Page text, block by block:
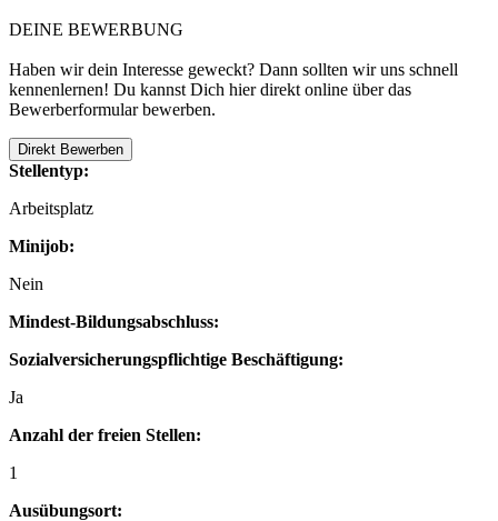
DEINE BEWERBUNG
Haben wir dein Interesse geweckt? Dann sollten wir uns schnell
kennenlernen! Du kannst Dich hier direkt online über das
Bewerberformular bewerben.
Direkt Bewerben
Stellentyp:
Arbeitsplatz
Minijob:
Nein
Mindest-Bildungsabschluss:
Sozialversicherungspflichtige Beschäftigung:
Ja
Anzahl der freien Stellen:
1
Ausübungsort: